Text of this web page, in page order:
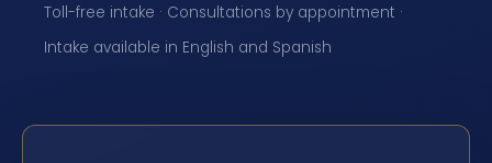
Toll-free intake · Consultations by appointment ·
Intake available in English and Spanish